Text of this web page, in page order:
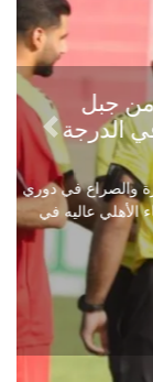
دوري
في
Next